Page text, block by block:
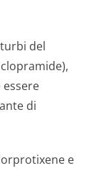
del
di
e